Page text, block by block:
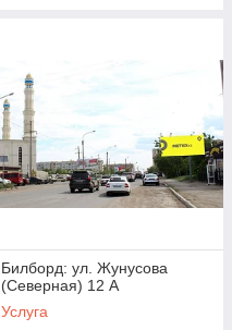
Билборд: ул. Жунусова
(Северная) 12 А
Услуга